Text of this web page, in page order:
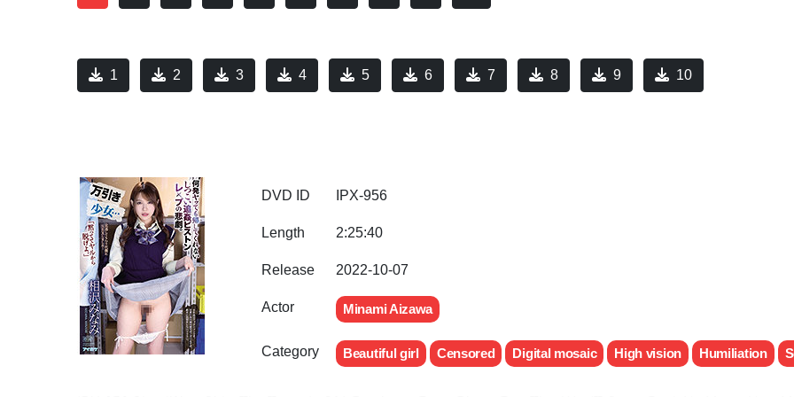
1 2 3 4 5 6 7 8 9 10
DVD ID IPX-956
Length 2:25:40
Release 2022-10-07
Actor Minami Aizawa
Category Beautiful girl Censored Digital mosaic High vision Humiliation